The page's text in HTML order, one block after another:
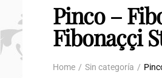
Pinco –
Fibonaççi
Home Sin categoría